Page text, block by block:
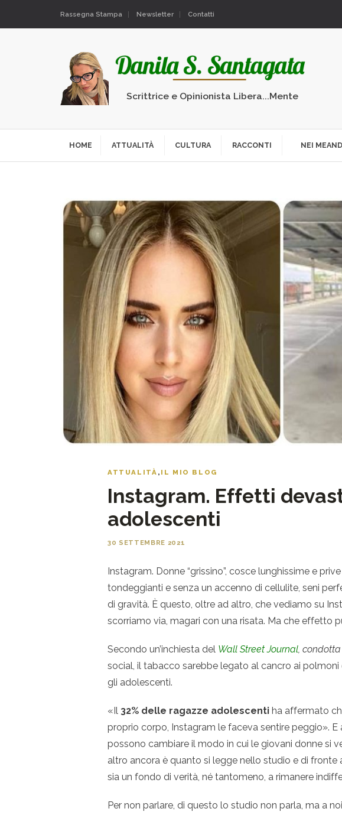
Rassegna Stampa Newsletter Contatti
Scrittrice e Opinionista Libera...Mente
HOME ATTUALITÀ CULTURA RACCONTI NEI
ATTUALITÀ , IL MIO BLOG
Instagram. Effetti
adolescenti
30 SETTEMBRE 2021
Instagram. Donne “grissino”, cosce lunghissime e
tondeggianti e senza un accenno di cellulite, seni
di gravità. Ѐ questo, oltre ad altro, che vediamo su
scorriamo via, magari con una risata. Ma che effetto
Secondo un’inchiesta del Wall Street Journal, condotta
social, il tabacco sarebbe legato al cancro ai
gli adolescenti.
«Il 32% delle ragazze adolescenti ha affermato
proprio corpo, Instagram le faceva sentire peggio».
possono cambiare il modo in cui le giovani donne si
altro ancora è quanto si legge nello studio e di fronte
sia un fondo di verità, né tantomeno, a rimanere
Per non parlare, di questo lo studio non parla, ma a